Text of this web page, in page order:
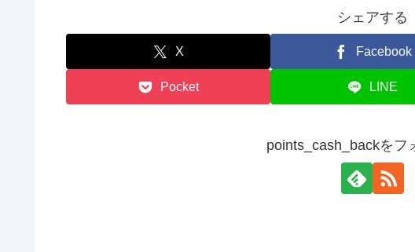
シェアする
X Facebook
Pocket LINE
points_cash_backをフ